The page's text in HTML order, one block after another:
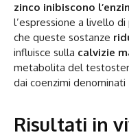
zinco inibiscono
l’espressione a livello
che queste sostanze
influisce sulla calvizie
metabolita del
dai coenzimi
Risultati in